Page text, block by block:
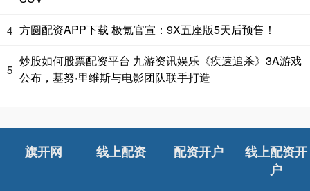
4 方圆配资APP下载 极氪官宣：9X五座版5天后预售！
5
炒股如何股票配资平台 九游资讯娱乐《疾速追杀》3A游戏
公布，基努·里维斯与电影团队联手打造
旗开网 线上配资 配资开户
线上配资开
户